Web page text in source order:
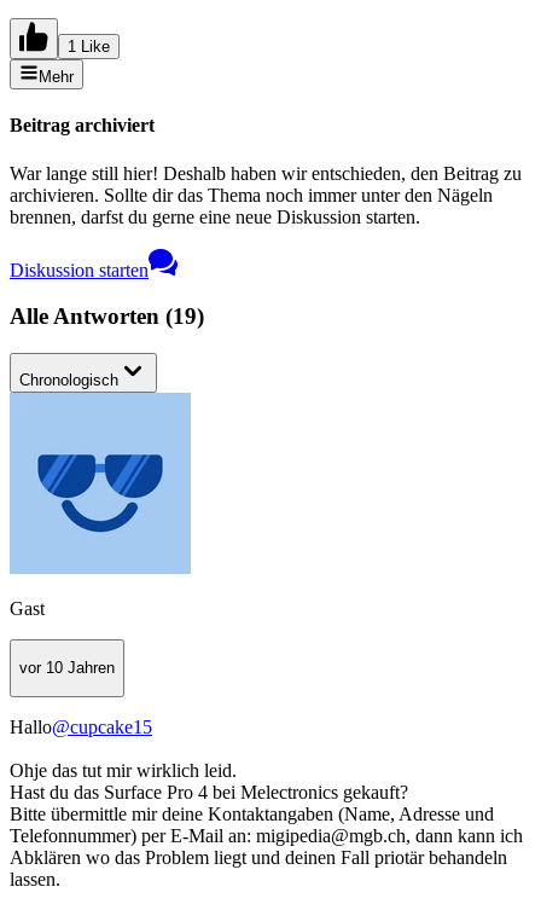
1 Like
Mehr
Beitrag archiviert
War lange still hier! Deshalb haben wir entschieden, den Beitrag zu
archivieren. Sollte dir das Thema noch immer unter den Nägeln
brennen, darfst du gerne eine neue Diskussion starten.
Diskussion starten
Alle Antworten (19)
Chronologisch
Gast
vor 10 Jahren
Hallo@cupcake15
Ohje das tut mir wirklich leid.
Hast du das Surface Pro 4 bei Melectronics gekauft?
Bitte übermittle mir deine Kontaktangaben (Name, Adresse und
Telefonnummer) per E-Mail an: migipedia@mgb.ch, dann kann ich
Abklären wo das Problem liegt und deinen Fall priotär behandeln
lassen.